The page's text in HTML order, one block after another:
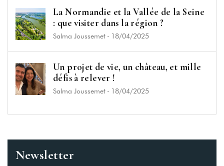
La Normandie et la Vallée de la Seine
: que visiter dans la région ?
Salma Joussemet - 18/04/2025
Un projet de vie, un château, et mille
défis à relever !
Salma Joussemet - 18/04/2025
Newsletter